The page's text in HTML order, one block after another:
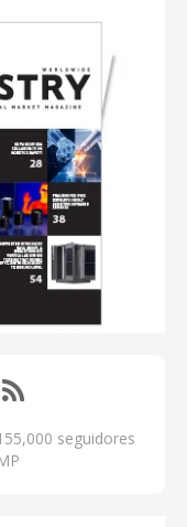
seguidores